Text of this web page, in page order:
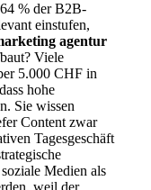
% der B2B-
einstufen,
agentur
Viele
5.000 CHF in
hohe
Sie wissen
Content zwar
Tagesgeschäft
Medien als